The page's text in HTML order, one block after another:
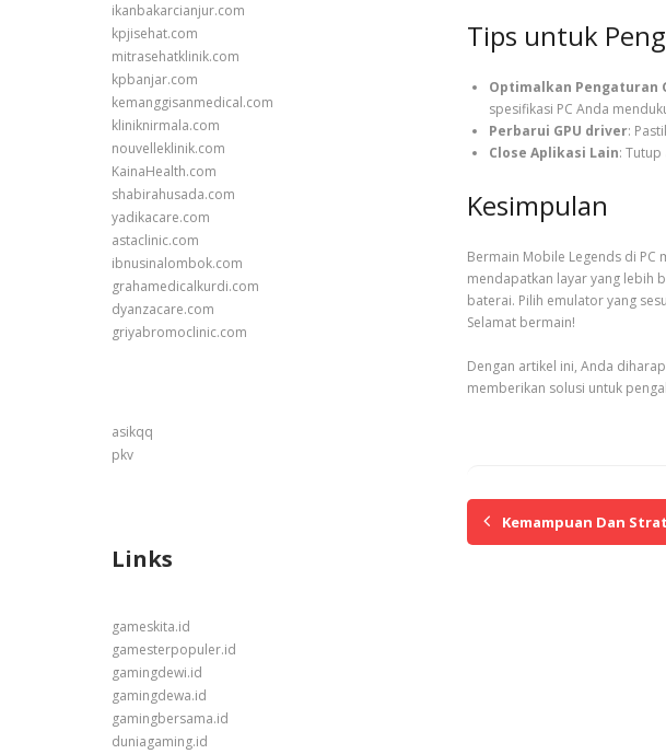
Tips untuk
Optimalkan Pengaturan
spesifikasi PC Anda
Perbarui GPU driver:
Close Aplikasi Lain:
Kesimpulan
Bermain Mobile Legends di
mendapatkan layar yang lebih
baterai. Pilih emulator yang
Selamat bermain!
Dengan artikel ini, Anda
memberikan solusi untuk
Kemampuan Dan
ikanbakarcianjur.com
kpjisehat.com
mitrasehatklinik.com
kpbanjar.com
kemanggisanmedical.com
kliniknirmala.com
nouvelleklinik.com
KainaHealth.com
shabirahusada.com
yadikacare.com
astaclinic.com
ibnusinalombok.com
grahamedicalkurdi.com
dyanzacare.com
griyabromoclinic.com
asikqq
pkv
Links
gameskita.id
gamesterpopuler.id
gamingdewi.id
gamingdewa.id
gamingbersama.id
duniagaming.id